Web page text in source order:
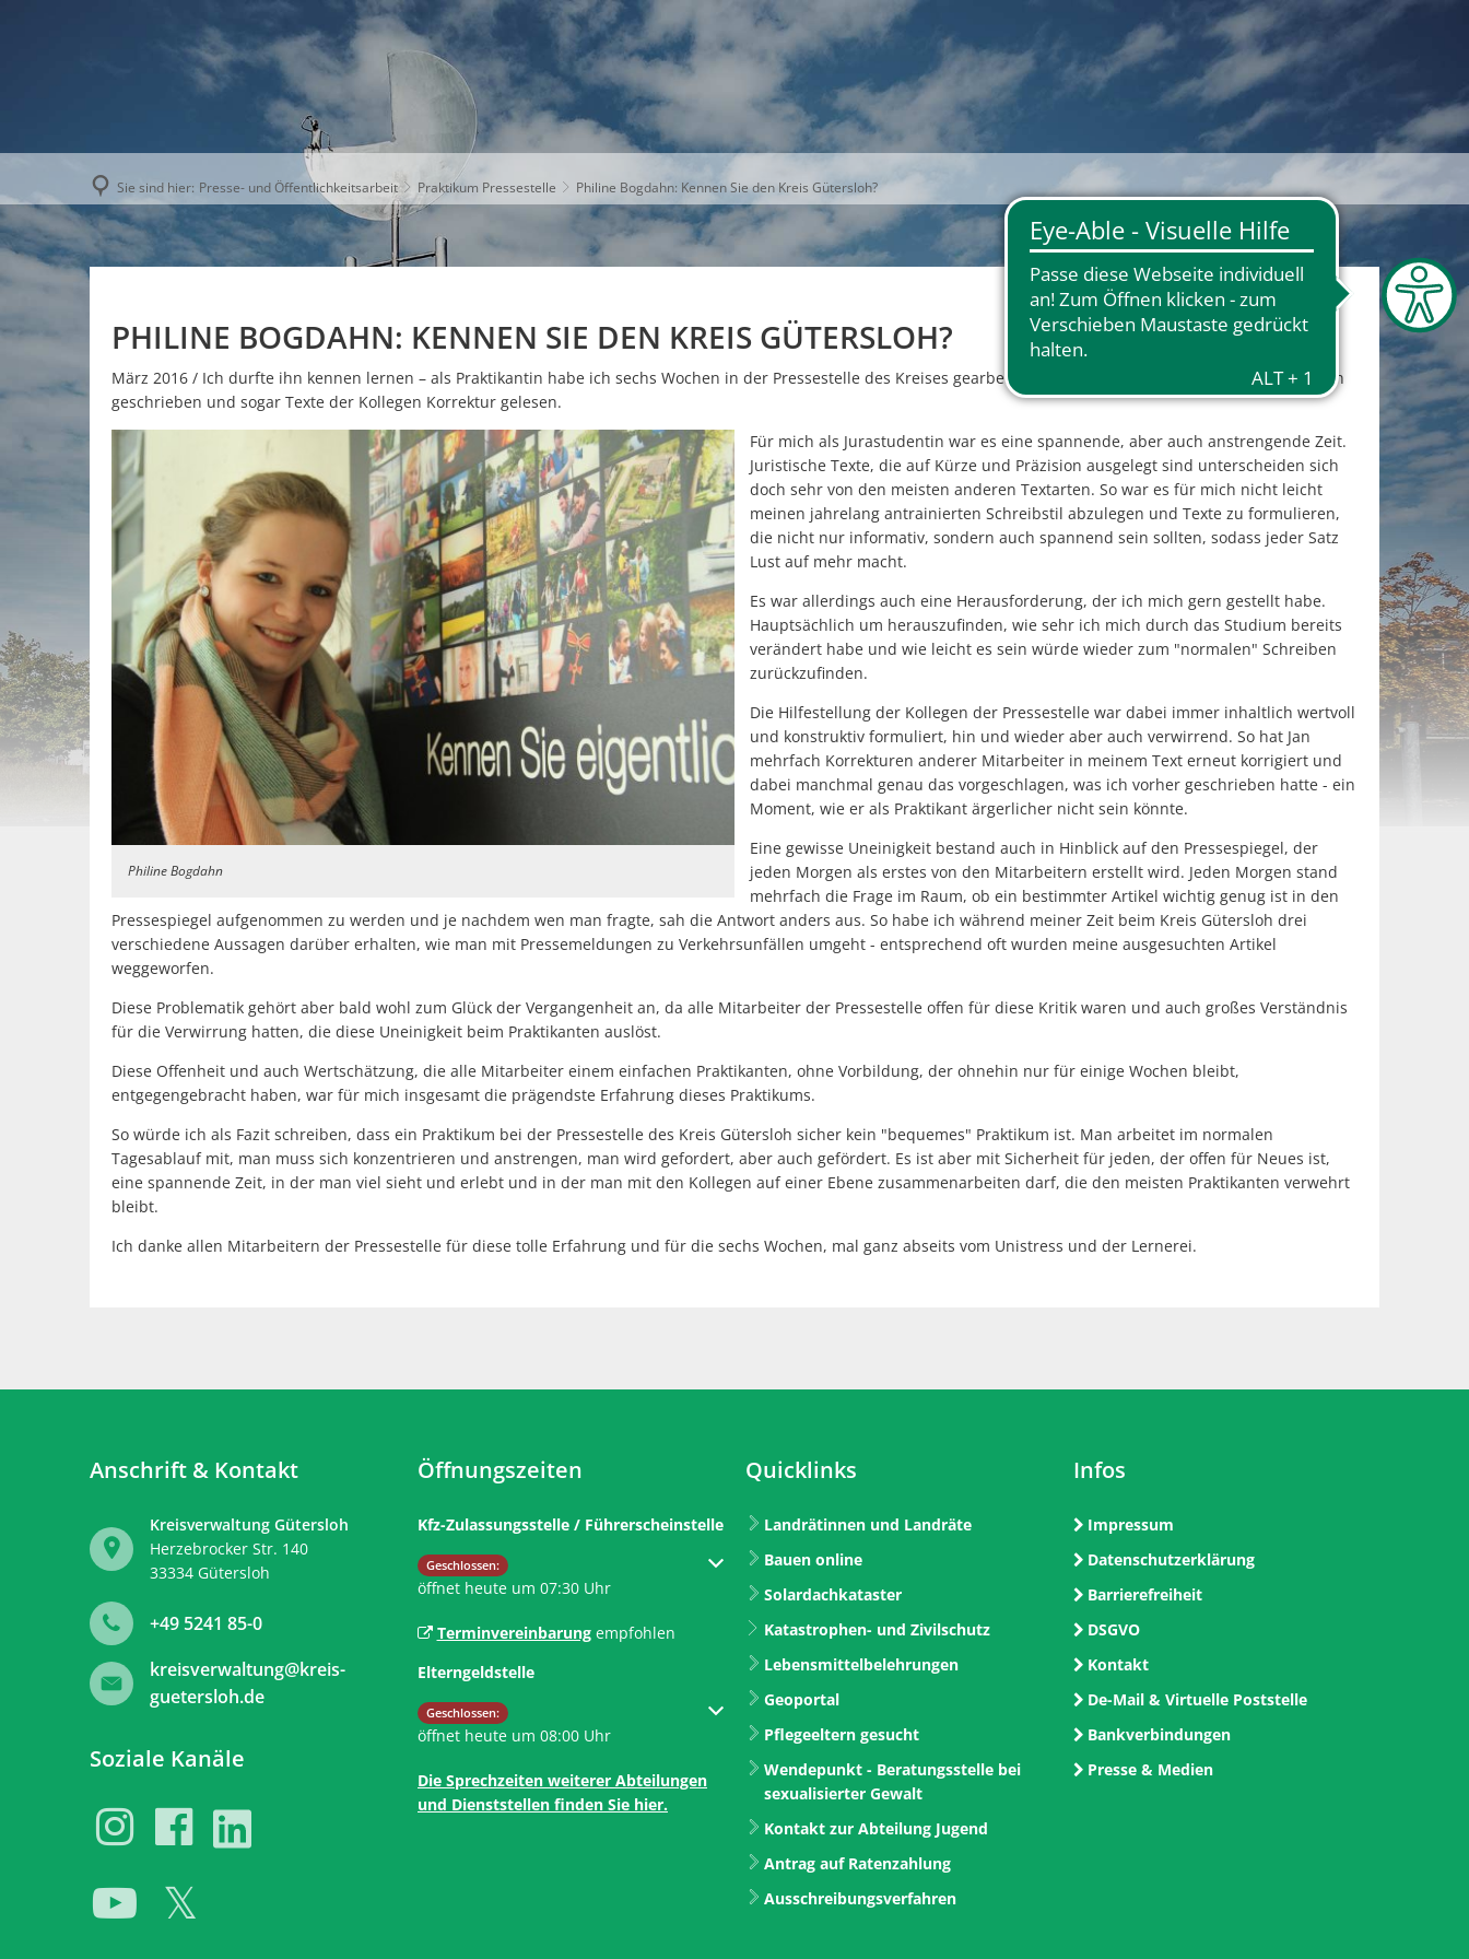
AKTUELLES THEMEN UNSER KREIS KARRIERE
Sie sind hier: Presse- und Öffentlichkeitsarbeit Praktikum Pressestelle Philine Bogdahn: Kennen Sie den Kreis Gütersloh?
PHILINE BOGDAHN: KENNEN SIE DEN KREIS GÜTERSLOH?
März 2016 / Ich durfte ihn kennen lernen – als Praktikantin habe ich sechs Wochen in der Pressestelle des Kreises gearbeitet, Pressespiegel erstellt, Pressemitteilungen
geschrieben und sogar Texte der Kollegen Korrektur gelesen.
Philine Bogdahn
Für mich als Jurastudentin war es eine spannende, aber auch anstrengende Zeit.
Juristische Texte, die auf Kürze und Präzision ausgelegt sind unterscheiden sich
doch sehr von den meisten anderen Textarten. So war es für mich nicht leicht
meinen jahrelang antrainierten Schreibstil abzulegen und Texte zu formulieren,
die nicht nur informativ, sondern auch spannend sein sollten, sodass jeder Satz
Lust auf mehr macht.
Es war allerdings auch eine Herausforderung, der ich mich gern gestellt habe.
Hauptsächlich um herauszufinden, wie sehr ich mich durch das Studium bereits
verändert habe und wie leicht es sein würde wieder zum "normalen" Schreiben
zurückzufinden.
Die Hilfestellung der Kollegen der Pressestelle war dabei immer inhaltlich wertvoll
und konstruktiv formuliert, hin und wieder aber auch verwirrend. So hat Jan
mehrfach Korrekturen anderer Mitarbeiter in meinem Text erneut korrigiert und
dabei manchmal genau das vorgeschlagen, was ich vorher geschrieben hatte - ein
Moment, wie er als Praktikant ärgerlicher nicht sein könnte.
Eine gewisse Uneinigkeit bestand auch in Hinblick auf den Pressespiegel, der
jeden Morgen als erstes von den Mitarbeitern erstellt wird. Jeden Morgen stand
mehrfach die Frage im Raum, ob ein bestimmter Artikel wichtig genug ist in den
Pressespiegel aufgenommen zu werden und je nachdem wen man fragte, sah die Antwort anders aus. So habe ich während meiner Zeit beim Kreis Gütersloh drei
verschiedene Aussagen darüber erhalten, wie man mit Pressemeldungen zu Verkehrsunfällen umgeht - entsprechend oft wurden meine ausgesuchten Artikel
weggeworfen.
Diese Problematik gehört aber bald wohl zum Glück der Vergangenheit an, da alle Mitarbeiter der Pressestelle offen für diese Kritik waren und auch großes Verständnis
für die Verwirrung hatten, die diese Uneinigkeit beim Praktikanten auslöst.
Diese Offenheit und auch Wertschätzung, die alle Mitarbeiter einem einfachen Praktikanten, ohne Vorbildung, der ohnehin nur für einige Wochen bleibt,
entgegengebracht haben, war für mich insgesamt die prägendste Erfahrung dieses Praktikums.
So würde ich als Fazit schreiben, dass ein Praktikum bei der Pressestelle des Kreis Gütersloh sicher kein "bequemes" Praktikum ist. Man arbeitet im normalen
Tagesablauf mit, man muss sich konzentrieren und anstrengen, man wird gefordert, aber auch gefördert. Es ist aber mit Sicherheit für jeden, der offen für Neues ist,
eine spannende Zeit, in der man viel sieht und erlebt und in der man mit den Kollegen auf einer Ebene zusammenarbeiten darf, die den meisten Praktikanten verwehrt
bleibt.
Ich danke allen Mitarbeitern der Pressestelle für diese tolle Erfahrung und für die sechs Wochen, mal ganz abseits vom Unistress und der Lernerei.
Anschrift & Kontakt
Kreisverwaltung Gütersloh
Herzebrocker Str. 140
33334 Gütersloh
+49 5241 85-0
kreisverwaltung@kreis-
guetersloh.de
Soziale Kanäle
Öffnungszeiten
Kfz-Zulassungsstelle / Führerscheinstelle
Klicken, um weitere Öffnungs- oder Schließzeiten auszublenden
Geschlossen:
öffnet heute um 07:30 Uhr
Terminvereinbarungempfohlen
Elterngeldstelle
Klicken, um weitere Öffnungs- oder Schließzeiten auszublenden
Geschlossen:
öffnet heute um 08:00 Uhr
Die Sprechzeiten weiterer Abteilungen
und Dienststellen finden Sie hier.
Quicklinks
Landrätinnen und Landräte
Bauen online
Solardachkataster
Katastrophen- und Zivilschutz
Lebensmittelbelehrungen
Geoportal
Pflegeeltern gesucht
Wendepunkt - Beratungsstelle bei
sexualisierter Gewalt
Kontakt zur Abteilung Jugend
Antrag auf Ratenzahlung
Ausschreibungsverfahren
Infos
Impressum
Datenschutzerklärung
Barrierefreiheit
DSGVO
Kontakt
De-Mail & Virtuelle Poststelle
Bankverbindungen
Presse & Medien